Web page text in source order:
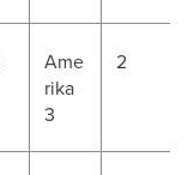
Ame
rika
3
2